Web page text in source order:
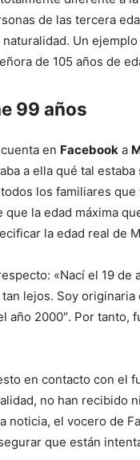
de las tercera
Un
de 105 años de
99 años
en Facebook a
a ella qué tal
los familiares
que la edad máxima
la edad real de
«Nací el 19
lejos. Soy originaria
año 2000″. Por tanto,
en contacto con el
no han recibido
noticia, el vocero de
que están